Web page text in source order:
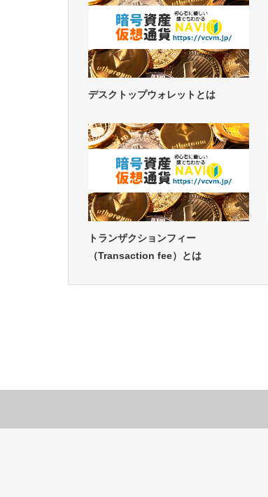
デスクトップウォレットとは
トランザクションフィー
（Transaction fee）とは